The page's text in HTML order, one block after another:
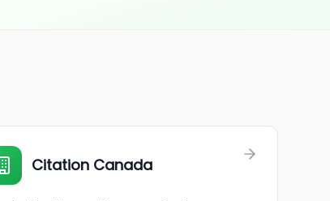
Citation Canada